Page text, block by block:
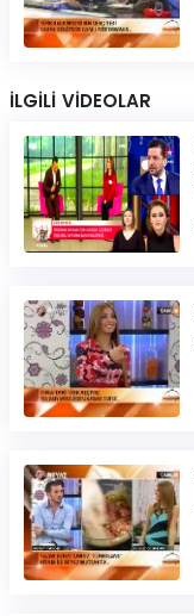
İLGİLİ VİDEOLAR